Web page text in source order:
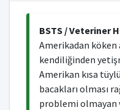
BSTS / Veteriner
Amerikadan
kendiliğinden
Amerikan kısa
bacakları olması
problemi olmayan